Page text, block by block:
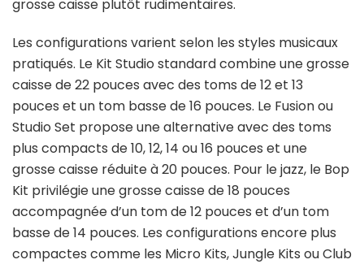
grosse caisse plutôt rudimentaires.
Les configurations varient selon les styles musicaux
pratiqués. Le Kit Studio standard combine une grosse
caisse de 22 pouces avec des toms de 12 et 13
pouces et un tom basse de 16 pouces. Le Fusion ou
Studio Set propose une alternative avec des toms
plus compacts de 10, 12, 14 ou 16 pouces et une
grosse caisse réduite à 20 pouces. Pour le jazz, le Bop
Kit privilégie une grosse caisse de 18 pouces
accompagnée d’un tom de 12 pouces et d’un tom
basse de 14 pouces. Les configurations encore plus
compactes comme les Micro Kits, Jungle Kits ou Club